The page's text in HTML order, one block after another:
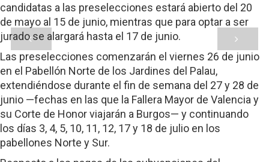
candidatas a las preselecciones estará abierto del 20
de mayo al 15 de junio, mientras que para optar a ser
jurado se alargará hasta el 17 de junio.
Las preselecciones comenzarán el viernes 26 de junio
en el Pabellón Norte de los Jardines del Palau,
extendiéndose durante el fin de semana del 27 y 28 de
junio —fechas en las que la Fallera Mayor de Valencia y
su Corte de Honor viajarán a Burgos— y continuando
los días 3, 4, 5, 10, 11, 12, 17 y 18 de julio en los
pabellones Norte y Sur.